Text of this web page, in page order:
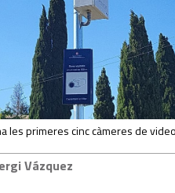
les primeres cinc càmeres de
Vázquez